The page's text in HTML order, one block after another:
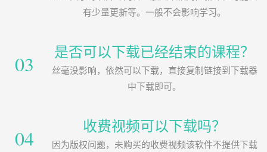
有少量更新等。一般不会影响学习。
03 是否可以下载已经结束的课程？
丝毫没影响，依然可以下载，直接复制链接到下载器
中下载即可。
04 收费视频可以下载吗？
因为版权问题，未购买的收费视频该软件不提供下载